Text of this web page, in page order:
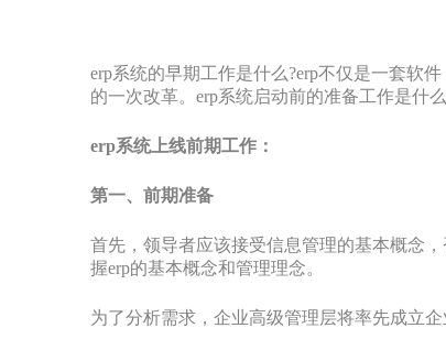
陶瓷行业 | 一件瓷器的数字化旅程
定制家居 | 从“设计天马行空”到“
erp系统的早期工作是什么?erp不仅是一套软
的一次改革。erp系统启动前的准备工作是什
erp系统上线前期工作：
第一、前期准备
首先，领导者应该接受信息管理的基本概念
握erp的基本概念和管理理念。
为了分析需求，企业高级管理层将率先成立